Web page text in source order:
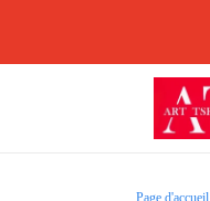
Page d'accueil